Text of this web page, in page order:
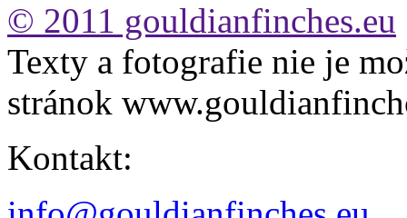
© 2011 gouldianfinches.eu
Texty a fotografie nie je
stránok
Kontakt: